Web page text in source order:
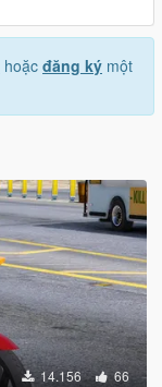
hoặc đăng ký một
14.156 66